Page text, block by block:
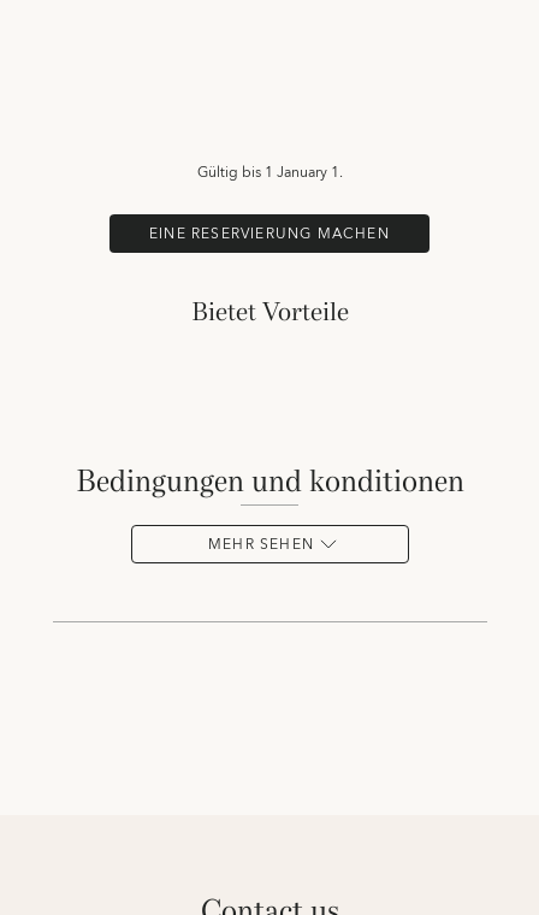
Gültig bis1 January 1.
EINE RESERVIERUNG MACHEN
Bietet Vorteile
bedingungen und konditionen
MEHR SEHEN